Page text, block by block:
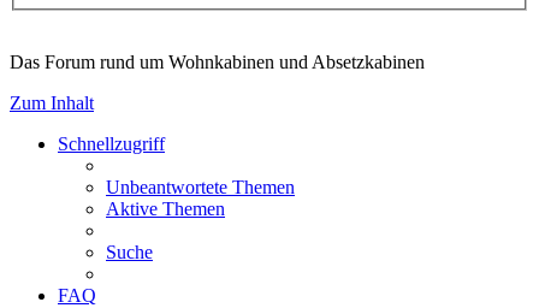
Das Forum rund um Wohnkabinen und Absetzkabinen
Zum Inhalt
Schnellzugriff
Unbeantwortete Themen
Aktive Themen
Suche
FAQ